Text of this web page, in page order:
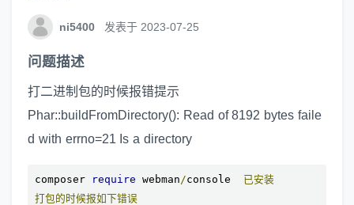
ni5400 发表于 2023-07-25
问题描述
打二进制包的时候报错提示
Phar::buildFromDirectory(): Read of 8192 bytes faile
d with errno=21 Is a directory
composer require webman /console 已安装
打包的时候报如下错误